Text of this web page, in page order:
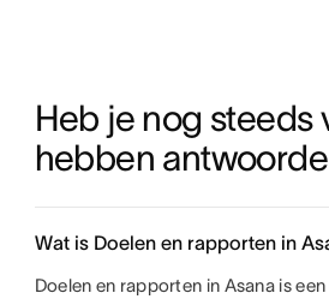
Heb je nog steeds
hebben
Wat is Doelen en rapporten in
Doelen en rapporten in Asana is